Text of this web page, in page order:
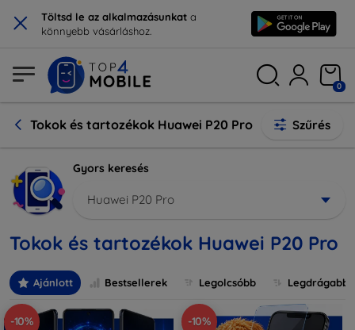
× Töltsd le az alkalmazásunkat a
könnyebb vásárláshoz.
0
Tokok és tartozékok Huawei P20 Pro Szűrés
Gyors keresés
Huawei P20 Pro
Tokok és tartozékok Huawei P20 Pro
Ajánlott Bestsellerek Legolcsóbb Legdrágabb
-10% -10%